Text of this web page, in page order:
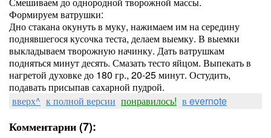
Формируем ватрушки:
Дно стакана окунуть в муку, нажимаем им на середину
поднявшегося кусочка теста, делаем выемку. В выемки
выкладываем творожную начинку. Дать ватрушкам
подняться минут десять. Смазать тесто яйцом. Выпекать в
нагретой духовке до 180 гр., 20-25 минут. Остудить,
подавать присыпав сахарной пудрой.
вверх^ к полной версии понравилось! в evernote
Комментарии (7):